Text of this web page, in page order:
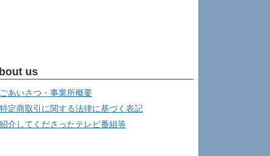
us
ごあいさつ・事業所概要
特定商取引に関する法律に基づく表記
紹介してくださったテレビ番組等